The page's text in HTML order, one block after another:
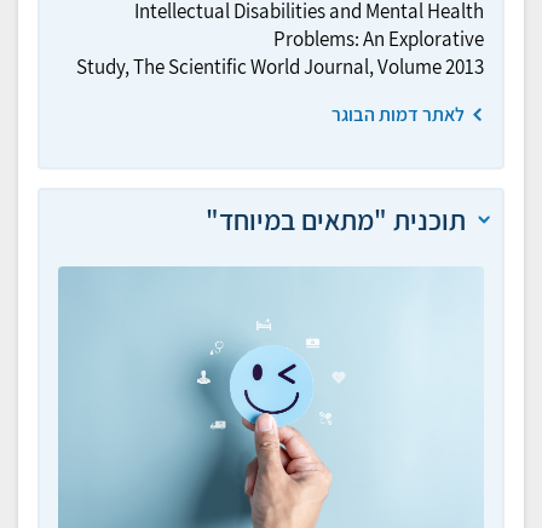
Intellectual Disabilities and Mental Health
Problems: An Explorative
Study, The Scientific World Journal, Volume 2013
לאתר דמות הבוגר
תוכנית "מתאים במיוחד"